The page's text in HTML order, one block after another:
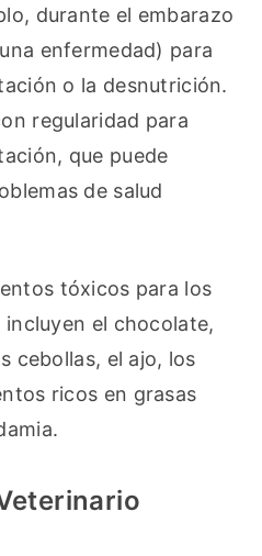
durante el embarazo
enfermedad) para
o la desnutrición.
regularidad para
que puede
de salud
tóxicos para los
el chocolate,
cebollas, el ajo, los
ricos en grasas